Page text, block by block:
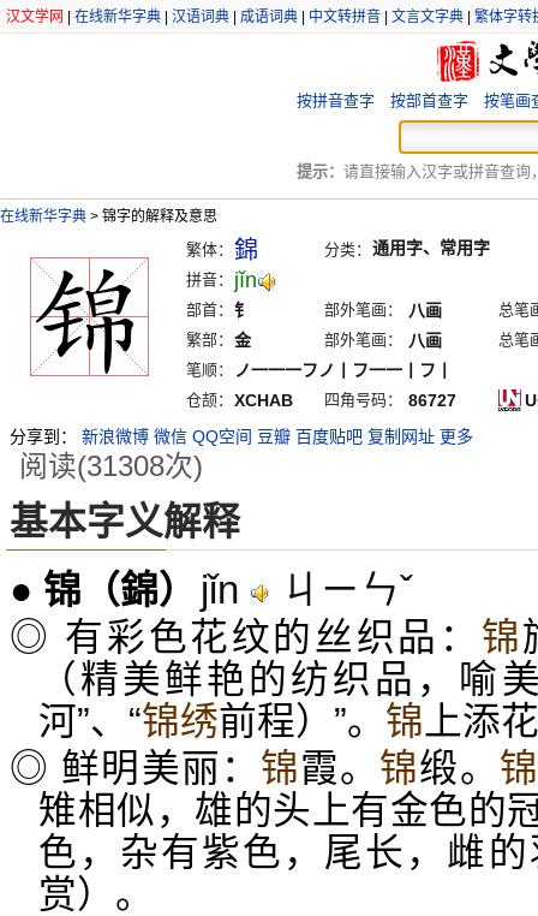
汉文学网 在线新华字典 汉语词典 成语词典 中文转拼音 文言文字典 繁体字转
按拼音查字 按部首查字 按笔画
提示： 请直接输入汉字或拼音查询
在线新华字典 > 锦字的解释及意思
繁体： 錦 分类： 通用字、常用字
拼音： jĭn
部首： 钅 部外笔画： 八画
总笔
繁部： 金 部外笔画： 八画
总笔
笔顺：
ノ一一一フノ丨フ一一丨フ丨
仓颉： XCHAB 四角号码： 86727
分享到：
新浪微博 微信 QQ空间 豆瓣 百度贴吧 复制网址 更多
阅读(31308次)
基本字义解释
● 锦 （錦） jǐn ㄐㄧㄣˇ
◎ 有彩色花纹的丝织品： 锦
（精美鲜艳的纺织品，喻
河”、“锦绣前程）”。 锦 上添
◎ 鲜明美丽： 锦霞。 锦缎。 锦
雉相似，雄的头上有金色的
色，杂有紫色，尾长，雌
赏）。